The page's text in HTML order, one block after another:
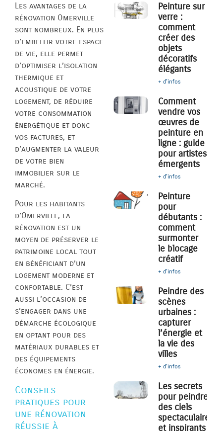
Les avantages de la
rénovation Omerville
sont nombreux. En plus
d’embellir votre espace
de vie, elle permet
d’optimiser l’isolation
thermique et
acoustique de votre
logement, de réduire
votre consommation
énergétique et donc
vos factures, et
d’augmenter la valeur
de votre bien
immobilier sur le
marché.
Pour les habitants
d’Omerville, la
rénovation est un
moyen de préserver le
patrimoine local tout
en bénéficiant d’un
logement moderne et
confortable. C’est
aussi l’occasion de
s’engager dans une
démarche écologique
en optant pour des
matériaux durables et
des équipements
économes en énergie.
Conseils
pratiques pour
une rénovation
réussie à
Peinture sur
verre :
comment
créer des
objets
décoratifs
élégants
+ d'infos
Comment
vendre vos
œuvres de
peinture en
ligne : guide
pour artistes
émergents
+ d'infos
Peinture
pour
débutants :
comment
surmonter
le blocage
créatif
+ d'infos
Peindre des
scènes
urbaines :
capturer
l’énergie et
la vie des
villes
+ d'infos
Les secrets
pour peindre
des ciels
spectaculaires
et inspirants